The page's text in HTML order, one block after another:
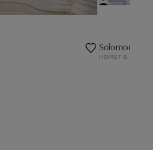
Solomon R.
HORST &